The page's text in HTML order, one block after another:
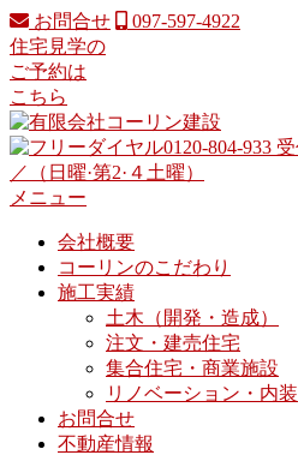
コ
ン
テ
ン
ツ
へ
ス
キ
お問合せ
097-597-4922
住宅見学の
ご予約は
こちら
メニュー
会社概要
コーリンのこだわり
施工実績
土木（開発・造成）
注文・建売住宅
集合住宅・商業施設
リノベーション・内装
お問合せ
不動産情報